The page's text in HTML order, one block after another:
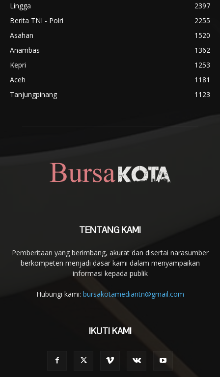
Lingga
2397
Berita TNI - Polri
2255
Asahan
1520
Anambas
1362
Kepri
1253
Aceh
1181
Tanjungpinang
1123
TENTANG KAMI
Pemberitaan yang berimbang, akurat dan disertai narasumber
berkompeten menjadi dasar kami dalam menyampaikan
informasi kepada publik
Hubungi kami: bursakotamediantn@gmail.com
IKUTI KAMI